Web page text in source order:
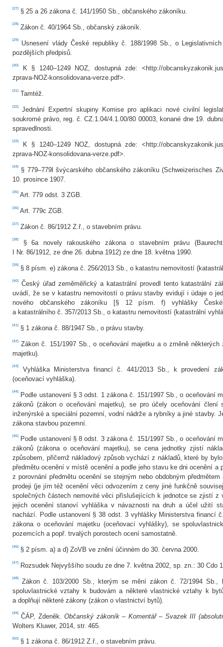
[27] § 25 a 26 zákona č. 141/1950 Sb., občanského zákoníku.
[28] Zákon č. 40/1964 Sb., občanský zákoník.
[29]
Usnesení vlády České republiky č. 188/1998 Sb., o
pozdějších předpisů.
[30]
K § 1240–1249 NOZ, dostupná zde: <http://
zprava-NOZ-konsolidovana-verze.pdf>.
[31] Tamtéž.
[32]
Jednání Expertní skupiny Komise pro aplikaci nové civilní
soukromé právo, reg. č. CZ.1.04/4.1.00/80 00003, konané dne 19.
spravedlnosti.
[33]
K § 1240–1249 NOZ, dostupná zde: <http://
zprava-NOZ-konsolidovana-verze.pdf>.
[34]
§ 779–779l švýcarského občanského zákoníku (Schweizerisches
10. prosince 1907.
[35] Art. 779 odst. 3 ZGB.
[36] Art. 779c ZGB.
[37] Zákon č. 86/1912 Z.ř., o stavebním právu.
[38]
§ 6a novely rakouského zákona o stavebním právu
I Nr. 86/1912, ze dne 26. dubna 1912) ze dne 18. května 1990.
[39] § 8 písm. e) zákona č. 256/2013 Sb., o katastru nemovitostí
[40]
Český úřad zeměměřický a katastrální provedl tento katastrální
uvádí, že se v katastru nemovitostí o právu stavby evidují i údaje o
nového občanského zákoníku [§ 12 písm. f) vyhlášky
a katastrálního č. 357/2013 Sb., o katastru nemovitostí (katastrální
[41] § 1 zákona č. 88/1947 Sb., o právu stavby.
[42] Zákon č. 151/1997 Sb., o oceňování majetku a o změně některých
majetku).
[43]
Vyhláška Ministerstva financí č. 441/2013 Sb., k provedení
(oceňovací vyhláška).
[44] Podle ustanovení § 3 odst. 1 zákona č. 151/1997 Sb., o oceňování
zákonů (zákon o oceňování majetku), se pro účely oceňování člení
inženýrské a speciální pozemní, vodní nádrže a rybníky a jiné stavby.
zákona stavbou pozemní.
[45]
Podle ustanovení § 8 odst. 3 zákona č. 151/1997 Sb., o oceňování
zákonů (zákona o oceňování majetku), se cena jednotky zjistí
způsobem, přičemž nákladový způsob vychází z nákladů, které by
předmětu ocenění v místě ocenění a podle jeho stavu ke dni ocenění a
z porovnání předmětu ocenění se stejným nebo obdobným
prodeji (je jím též ocenění věci odvozením z ceny jiné funkčně
společných částech nemovité věci příslušejících k jednotce se zjistí z
jejich ocenění stanoví vyhláška v návaznosti na druh a účel užití
nachází. Podle ustanovení § 38 odst. 3 vyhlášky Ministerstva financí
zákona o oceňování majetku (oceňovací vyhlášky), se
pozemcích a popř. trvalých porostech ocení samostatně.
[46] § 2 písm. a) a d) ZoVB ve znění účinném do 30. června 2000.
[47] Rozsudek Nejvyššího soudu ze dne 7. května 2002, sp. zn.: 30 Cdo
[48]
Zákon č. 103/2000 Sb., kterým se mění zákon č. 72/1994 Sb.,
spoluvlastnické vztahy k budovám a některé vlastnické vztahy k
a doplňují některé zákony (zákon o vlastnictví bytů).
[49] ČÁP, Zdeněk.Občanský zákoník – Komentář – Svazek III
Wolters Kluwer, 2014, str. 465.
[50] § 1 zákona č. 86/1912 Z.ř., o stavebním právu.